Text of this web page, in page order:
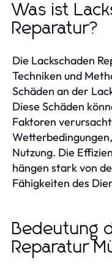
Was ist
Reparatur?
Die Lackschaden
Techniken und
Schäden an der
Diese Schäden
Faktoren
Nutzung. Die
hängen stark von
Fähigkeiten des
Bedeutung
Reparatur